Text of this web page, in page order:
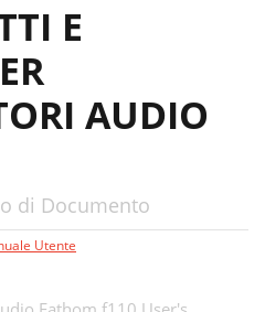
E
AUDIO
di Documento
Utente